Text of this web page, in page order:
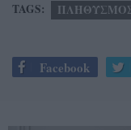
TAGS:
Facebook